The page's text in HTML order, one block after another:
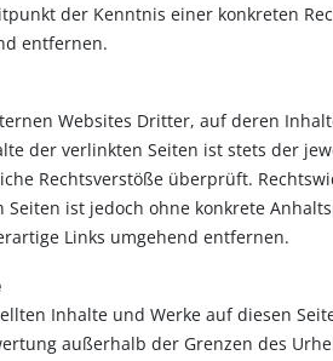
der Kenntnis einer konkreten
entfernen.
Websites Dritter, auf deren
der verlinkten Seiten ist stets der
Rechtsverstöße überprüft.
ist jedoch ohne konkrete
Links umgehend entfernen.
Inhalte und Werke auf diesen
außerhalb der Grenzen des